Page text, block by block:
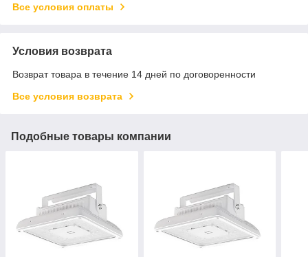
Все условия оплаты
Условия возврата
Возврат товара в течение 14 дней по договоренности
Все условия возврата
Подобные товары компании